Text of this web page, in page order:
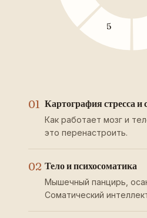
5
01 Картография стресса и
Как работает мозг и
это перенастроить.
02 Тело и психосоматика
Мышечный панцирь,
Соматический